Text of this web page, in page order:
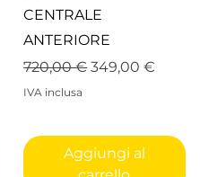
CENTRALE
ANTERIORE
Prezzo regolare
720,00 € Prezzo scontato
349,00 €
IVA inclusa
Aggiungi al